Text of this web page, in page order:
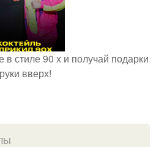
стиле 90 х и получай подарки
вверх!